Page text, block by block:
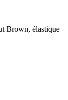
Brown, élastique